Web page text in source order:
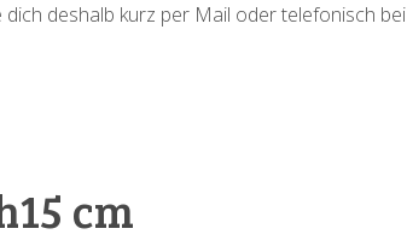
deshalb kurz per Mail oder telefonisch bei
cm